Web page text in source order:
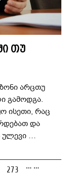
თუ
არცთუ
გამოდგა.
ისეთი, რაც
და
ულევი …
…
273 …